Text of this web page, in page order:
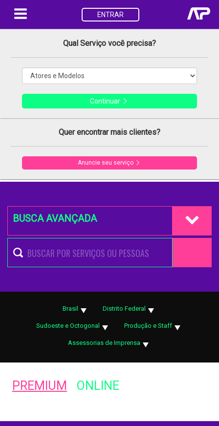
ENTRAR
Qual Serviço você precisa?
Continuar
Quer encontrar mais clientes?
Anuncie seu serviço
BUSCA AVANÇADA
Brasil Distrito Federal
Sudoeste e Octogonal Produção e Staff
Assessorias de Imprensa
PREMIUM ONLINE